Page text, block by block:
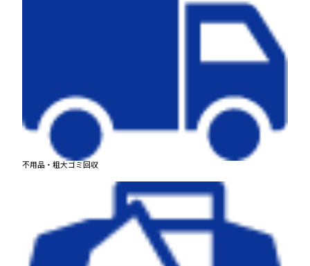
不用品・粗大ゴミ回収